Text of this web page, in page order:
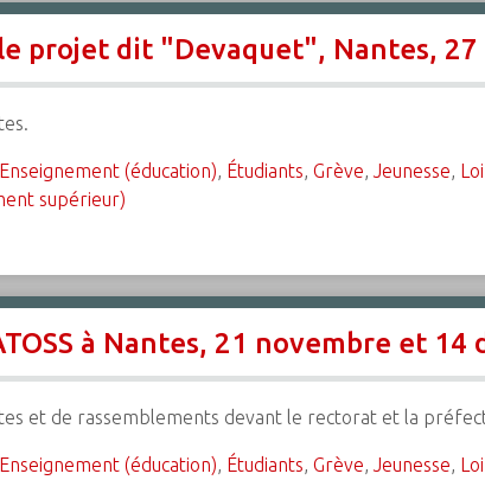
projet dit "Devaquet", Nantes, 27
Enseignement (éducation), Étudiants, Grève, Jeunesse,
supérieur)
à Nantes, 21 novembre et 14
et de rassemblements devant le rectorat et la
Enseignement (éducation), Étudiants, Grève, Jeunesse,